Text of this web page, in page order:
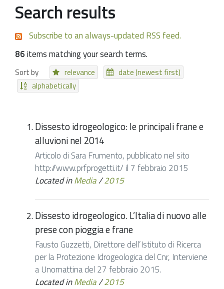
Search results
Subscribe to an always-updated RSS feed.
86items matching your search terms.
Sort by relevance
date (newest first)
alphabetically
Dissesto idrogeologico: le principali frane e
alluvioni nel 2014
Articolo di Sara Frumento, pubblicato nel sito
http://www.prfprogetti.it/ il 7 febbraio 2015
Located inMedia/2015
Dissesto idrogeologico. L’Italia di nuovo alle
prese con pioggia e frane
Fausto Guzzetti, Direttore dell’Istituto di Ricerca
per la Protezione Idrogeologica del Cnr, Interviene
a Unomattina del 27 febbraio 2015.
Located inMedia/2015